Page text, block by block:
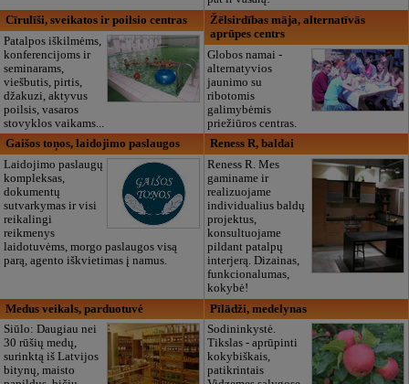
Cīrulīši, sveikatos ir poilsio centras
Patalpos iškilmėms,
konferencijoms ir
seminarams,
viešbutis, pirtis,
džakuzi, aktyvus
poilsis, vasaros
stovyklos vaikams...
Žēlsirdības māja, alternatīvās
aprūpes centrs
Globos namai -
alternatyvios
jaunimo su
ribotomis
galimybėmis
priežiūros centras.
Gaišos toņos, laidojimo paslaugos
Laidojimo paslaugų
kompleksas,
dokumentų
sutvarkymas ir visi
reikalingi
reikmenys
laidotuvėms, morgo paslaugos visą
parą, agento iškvietimas į namus.
Reness R, baldai
Reness R. Mes
gaminame ir
realizuojame
individualius baldų
projektus,
konsultuojame
pildant patalpų
interjerą. Dizainas,
funkcionalumas,
kokybė!
Medus veikals, parduotuvė
Siūlo: Daugiau nei
30 rūšių medų,
surinktą iš Latvijos
bitynų, maisto
Pīlādži, medelynas
Sodininkystė.
Tikslas - aprūpinti
kokybiškais,
patikrintais